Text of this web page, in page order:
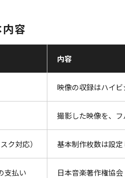
容
内容
映像の収録はハイ
撮影した映像を、
ク対応） 基本制作枚数は設
支払い 日本音楽著作権協